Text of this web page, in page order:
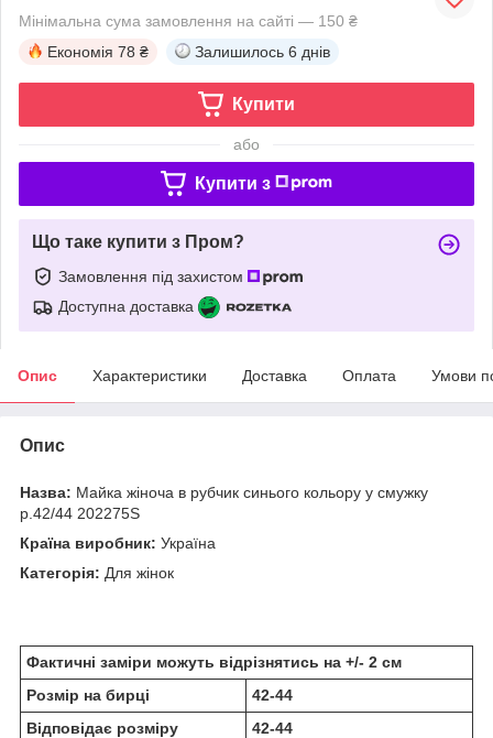
Мінімальна сума замовлення на сайті — 150 ₴
Економія 78 ₴ Залишилось 6 днів
Купити
або
Купити з
Що таке купити з Пром?
Замовлення під захистом
Доступна доставка
Опис Характеристики Доставка Оплата Умови
Опис
Назва: Майка жіноча в рубчик синього кольору у смужку
р.42/44 202275S
Країна виробник: Україна
Категорія: Для жінок
Фактичні заміри можуть відрізнятись на +/- 2 см
Розмір на бирці
42-44
Відповідає розміру
42-44